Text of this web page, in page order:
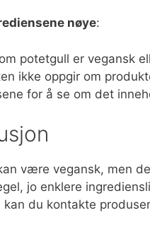
nøye:
potetgull er vegansk
ikke oppgir om
for å se om det
være vegansk, men
jo enklere
kan du kontakte